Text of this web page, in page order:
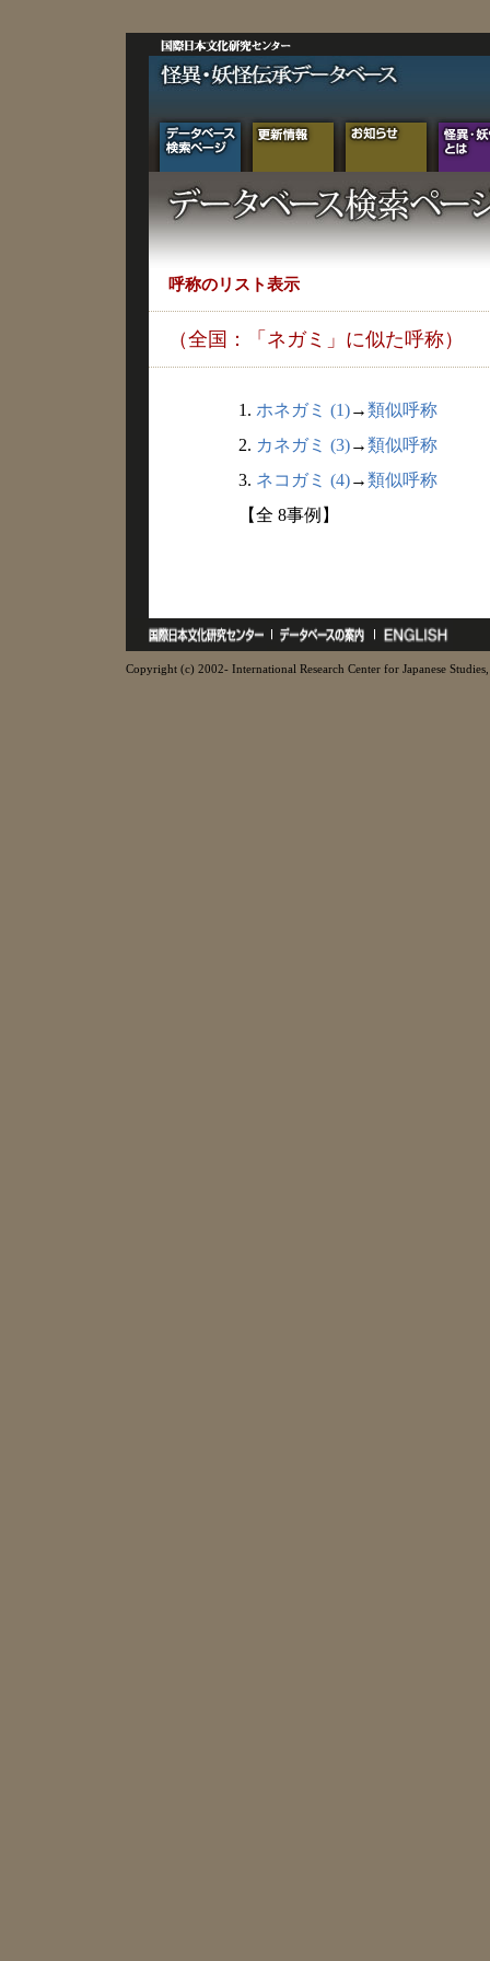
呼称のリスト表示
（全国：「ネガミ」に似た呼称）
1. ホネガミ (1)→類似呼称
2. カネガミ (3)→類似呼称
3. ネコガミ (4)→類似呼称
【全 8事例】
Copyright (c) 2002- International Research Center for Japanese